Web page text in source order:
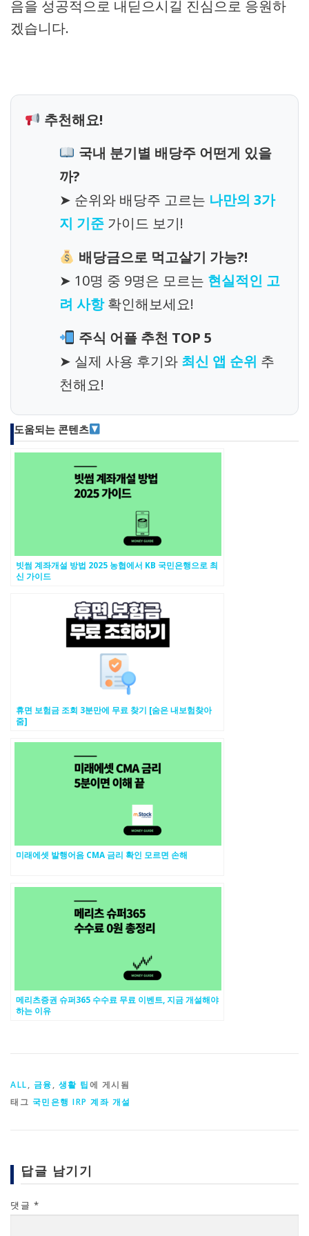
음을 성공적으로 내딛으시길 진심으로 응원하
겠습니다.
추천해요!
국내 분기별 배당주 어떤게 있을
까?
➤ 순위와 배당주 고르는 나만의 3가
지 기준 가이드 보기!
배당금으로 먹고살기 가능?!
➤ 10명 중 9명은 모르는 현실적인 고
려 사항확인해보세요!
주식 어플 추천 TOP 5
➤ 실제 사용 후기와 최신 앱 순위 추
천해요!
도움되는 콘텐츠
빗썸 계좌개설 방법 2025 농협에서 KB 국민은행으로 최
신 가이드
휴면 보험금 조회 3분만에 무료 찾기 [숨은 내보험찾아
줌]
미래에셋 발행어음 CMA 금리 확인 모르면 손해
메리츠증권 슈퍼365 수수료 무료 이벤트, 지금 개설해야
하는 이유
ALL, 금융, 생활 팁에 게시됨
태그 국민은행 IRP 계좌 개설
답글 남기기
댓글 *